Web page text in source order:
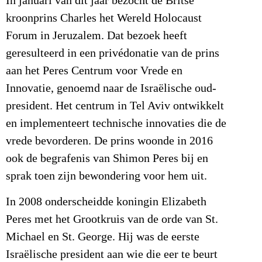
kroonprins Charles het Wereld Holocaust
Forum in Jeruzalem. Dat bezoek heeft
geresulteerd in een privédonatie van de prins
aan het Peres Centrum voor Vrede en
Innovatie, genoemd naar de Israëlische oud-
president. Het centrum in Tel Aviv ontwikkelt
en implementeert technische innovaties die de
vrede bevorderen. De prins woonde in 2016
ook de begrafenis van Shimon Peres bij en
sprak toen zijn bewondering voor hem uit.
In 2008 onderscheidde koningin Elizabeth
Peres met het Grootkruis van de orde van St.
Michael en St. George. Hij was de eerste
Israëlische president aan wie die eer te beurt